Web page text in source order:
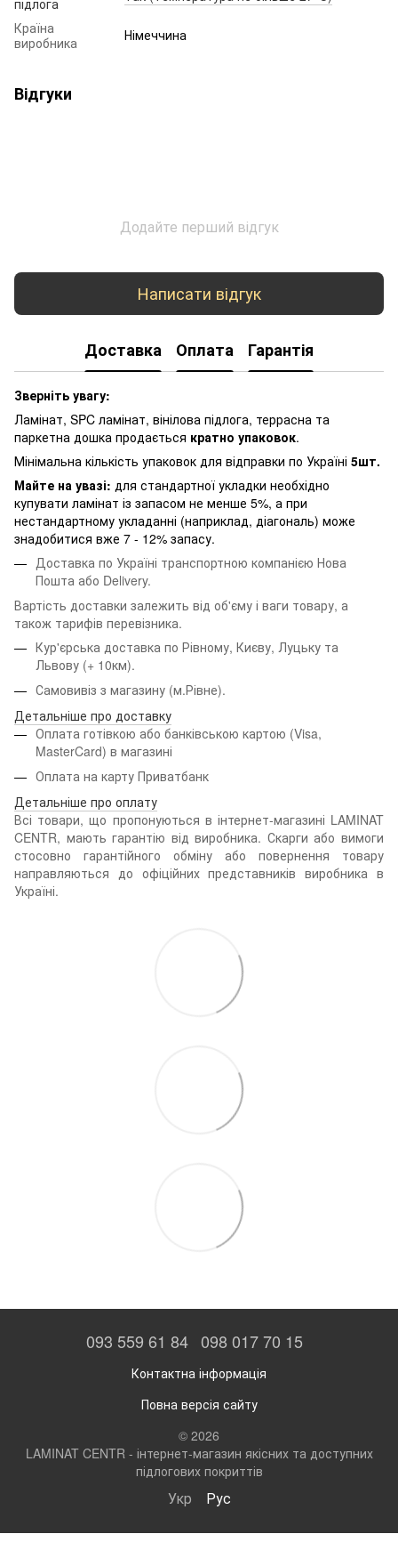
Країна
виробника
Німеччина
Відгуки
Додайте перший відгук
Написати відгук
Доставка Оплата Гарантія
Зверніть увагу:
Ламінат, SPC ламінат, вінілова підлога, террасна та
паркетна дошка продається кратно упаковок.
Мінімальна кількість упаковок для відправки по Україні 5шт.
Майте на увазі: для стандартної укладки необхідно
купувати ламінат із запасом не менше 5%, а при
нестандартному укладанні (наприклад, діагональ) може
знадобитися вже 7 - 12% запасу.
Доставка по Україні транспортною компанією Нова
Пошта або Delivery.
Вартість доставки залежить від об'єму і ваги товару, а
також тарифів перевізника.
Кур'єрська доставка по Рівному, Києву, Луцьку та
Львову (+ 10км).
Самовивіз з магазину (м.Рівне).
Детальніше про доставку
Оплата готівкою або банківською картою (Visa,
MasterCard) в магазині
Оплата на карту Приватбанк
Детальніше про оплату
Всі товари, що пропонуються в інтернет-магазині LAMINAT
CENTR, мають гарантію від виробника. Скарги або вимоги
стосовно гарантійного обміну або повернення товару
направляються до офіційних представників виробника в
Україні.
093 559 61 84 098 017 70 15
Контактна інформація
Повна версія сайту
© 2026
LAMINAT CENTR - інтернет-магазин якісних та доступних
підлогових покриттів
Укр Рус